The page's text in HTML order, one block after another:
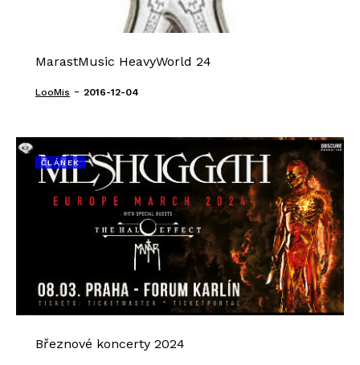
MarastMusic HeavyWorld 24
LooMis - 2016-12-04
ČLÁNEK
Březnové koncerty 2024